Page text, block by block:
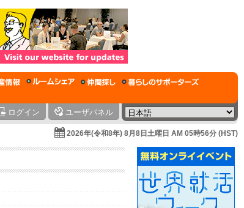
ログイン ユーザパネル
2026年(令和8年) 8月8日土曜日 AM 05時56分 (HST)